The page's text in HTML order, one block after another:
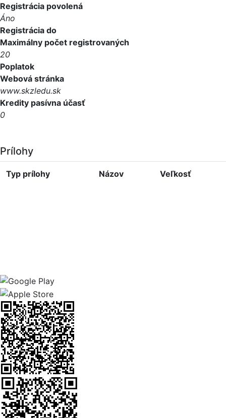
Registrácia povolená
Áno
Registrácia do
Maximálny počet registrovaných
20
Poplatok
Webová stránka
www.skzledu.sk
Kredity pasívna účasť
0
Prílohy
Typ prílohy Názov Veľkosť